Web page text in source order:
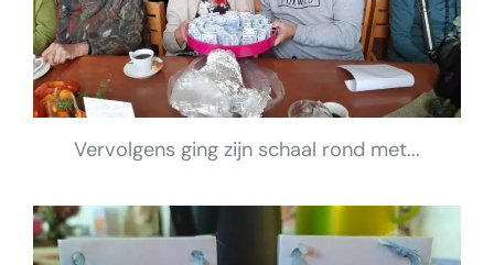
Vervolgens ging zijn schaal rond met...